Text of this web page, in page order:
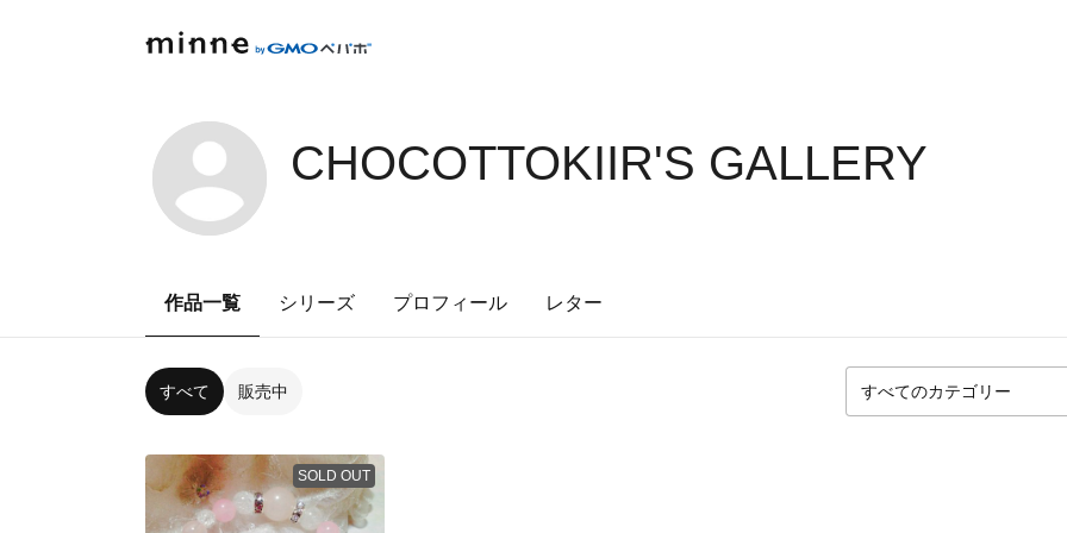
CHOCOTTOKIIR'S GALLERY
作品一覧 シリーズ プロフィール レター
すべて 販売中
SOLD OUT